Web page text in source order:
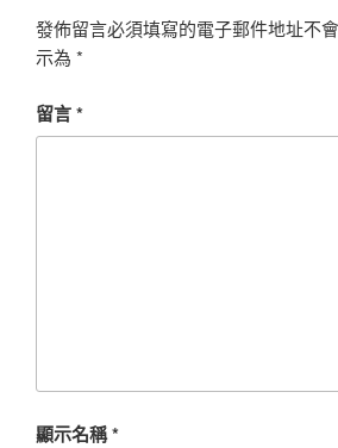
發佈留言必須填寫的電子郵件地址不
示為 *
留言*
顯示名稱*